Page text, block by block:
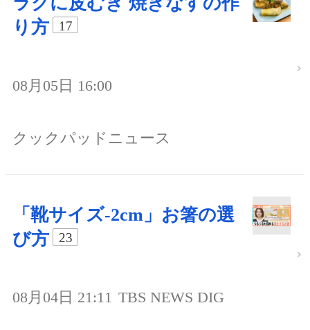
り方
17
08月05日 16:00
クックパッドニュース
「靴サイズ-2cm」お箸の選
び方
23
08月04日 21:11 TBS NEWS DIG